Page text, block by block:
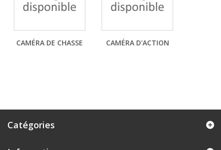
CAMÉRA DE CHASSE CAMÉRA D'ACTION
Catégories